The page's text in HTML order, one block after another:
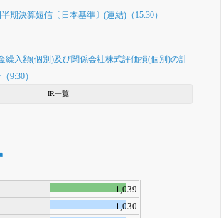
期決算短信〔日本基準〕(連結)（15:30）
繰入額(個別)及び関係会社株式評価損(個別)の計
9:30）
IR一覧
1,039
1,030